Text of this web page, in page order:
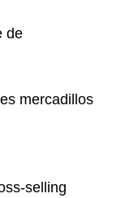
de
mercadillos
selling